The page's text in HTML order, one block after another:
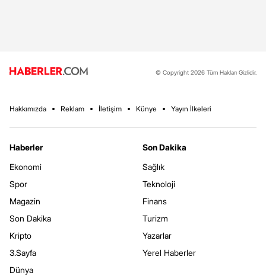
© Copyright 2026 Tüm Hakları Gizlidir.
Hakkımızda Reklam İletişim Künye Yayın İlkeleri
Haberler
Ekonomi
Spor
Magazin
Son Dakika
Kripto
3.Sayfa
Dünya
Son Dakika
Sağlık
Teknoloji
Finans
Turizm
Yazarlar
Yerel Haberler